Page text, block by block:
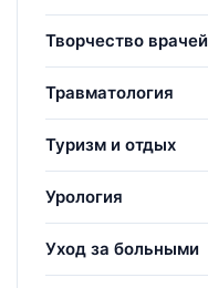
Творчество врачей
Травматология
Туризм и отдых
Урология
Уход за больными